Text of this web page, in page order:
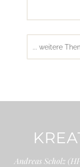
Andreas Scholz